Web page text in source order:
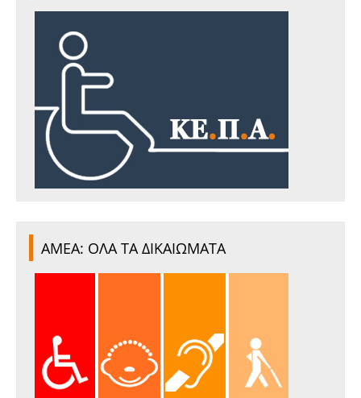
ΑΜΕΑ: ΟΛΑ ΤΑ ΔΙΚΑΙΩΜΑΤΑ